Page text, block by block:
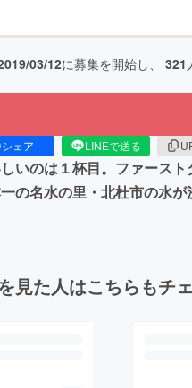
03/12に募集を開始し、 321
シェア LINEで送る
いのは１杯目。ファース
の名水の里・北杜市の水
見た人はこちらもチ